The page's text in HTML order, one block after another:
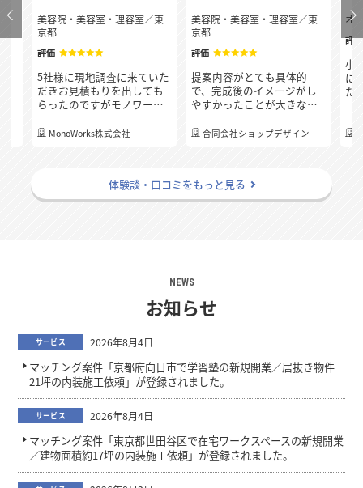
美容院・美容室・理容室／東
京都
評価
5社様に現地調査に来ていた
だきお見積もりを出しても
らったのですがモノワーク
も関わらず、どこの業者様
らないことも丁寧に教えて
いただき担当の方の人柄の
MonoWorks株式会社
美容院・美容室・理容室／東
京都
評価
提案内容がとても具体的
で、完成後のイメージがし
やすかったことが大きな決
の要望にも柔軟に対応して
お願いすることにしまし
た。
合同会社ショップデザイン
オ
評価
小
に
た
て
体験談・口コミをもっと見る
NEWS
お知らせ
2026年8月4日
サービス
マッチング案件「京都府向日市で学習塾の新規開業／居抜き物件
21坪の内装施工依頼」が登録されました。
2026年8月4日
サービス
マッチング案件「東京都世田谷区で在宅ワークスペースの新規開業
／建物面積約17坪の内装施工依頼」が登録されました。